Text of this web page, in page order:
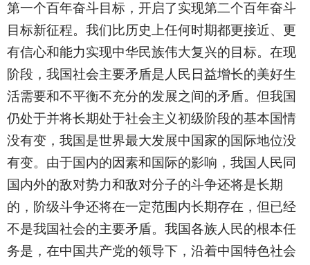
第一个百年奋斗目标，开启了实现第二个百年奋斗
目标新征程。我们比历史上任何时期都更接近、更
有信心和能力实现中华民族伟大复兴的目标。在现
阶段，我国社会主要矛盾是人民日益增长的美好生
活需要和不平衡不充分的发展之间的矛盾。但我国
仍处于并将长期处于社会主义初级阶段的基本国情
没有变，我国是世界最大发展中国家的国际地位没
有变。由于国内的因素和国际的影响，我国人民同
国内外的敌对势力和敌对分子的斗争还将是长期
的，阶级斗争还将在一定范围内长期存在，但已经
不是我国社会的主要矛盾。我国各族人民的根本任
务是，在中国共产党的领导下，沿着中国特色社会